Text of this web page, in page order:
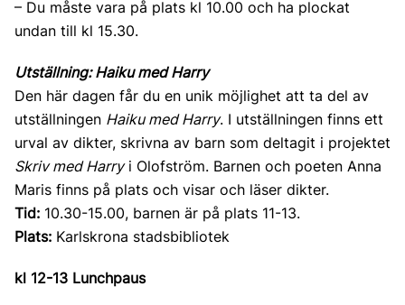
– Du måste vara på plats kl 10.00 och ha plockat
undan till kl 15.30.
Utställning: Haiku med Harry
Den här dagen får du en unik möjlighet att ta del av
utställningen Haiku med Harry. I utställningen finns ett
urval av dikter, skrivna av barn som deltagit i projektet
Skriv med Harryi Olofström. Barnen och poeten Anna
Maris finns på plats och visar och läser dikter.
Tid: 10.30-15.00, barnen är på plats 11-13.
Plats: Karlskrona stadsbibliotek
kl 12-13 Lunchpaus